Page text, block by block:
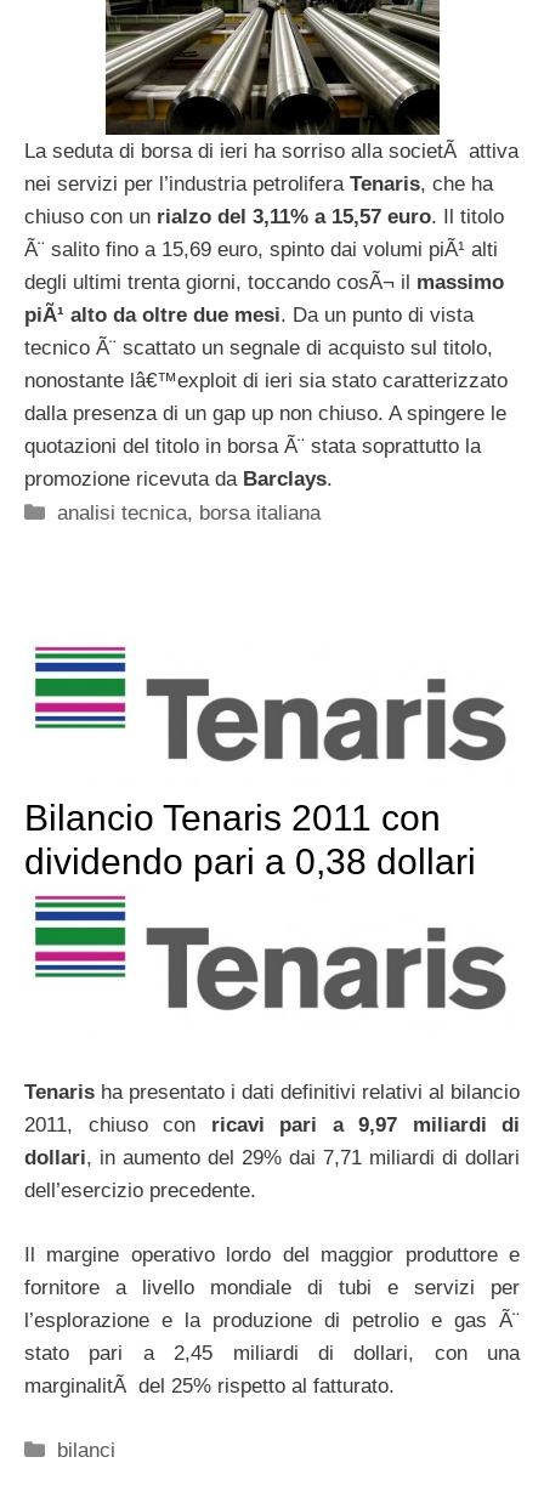
La seduta di borsa di ieri ha sorriso alla societÃ attiva
nei servizi per l’industria petrolifera Tenaris, che ha
chiuso con un rialzo del 3,11% a 15,57 euro. Il titolo
Ã¨ salito fino a 15,69 euro, spinto dai volumi piÃ¹ alti
degli ultimi trenta giorni, toccando cosÃ¬ il massimo
piÃ¹ alto da oltre due mesi. Da un punto di vista
tecnico Ã¨ scattato un segnale di acquisto sul titolo,
nonostante lâ€™exploit di ieri sia stato caratterizzato
dalla presenza di un gap up non chiuso. A spingere le
quotazioni del titolo in borsa Ã¨ stata soprattutto la
promozione ricevuta da Barclays.
Categorie
analisi tecnica, borsa italiana
Bilancio Tenaris 2011 con
dividendo pari a 0,38 dollari
Tenaris ha presentato i dati definitivi relativi al bilancio
2011, chiuso con ricavi pari a 9,97 miliardi di
dollari, in aumento del 29% dai 7,71 miliardi di dollari
dell’esercizio precedente.
Il margine operativo lordo del maggior produttore e
fornitore a livello mondiale di tubi e servizi per
l’esplorazione e la produzione di petrolio e gas Ã¨
stato pari a 2,45 miliardi di dollari, con una
marginalitÃ del 25% rispetto al fatturato.
Categorie
bilanci